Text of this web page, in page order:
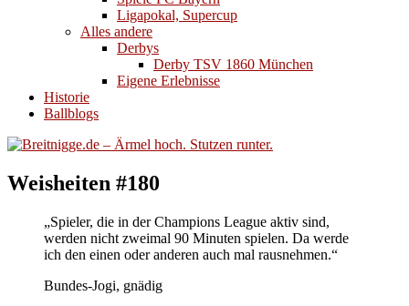
Ligapokal, Supercup
Alles andere
Derbys
Derby TSV 1860 München
Eigene Erlebnisse
Historie
Ballblogs
Weisheiten #180
„Spieler, die in der Champions League aktiv sind,
werden nicht zweimal 90 Minuten spielen. Da werde
ich den einen oder anderen auch mal rausnehmen.“
Bundes-Jogi, gnädig